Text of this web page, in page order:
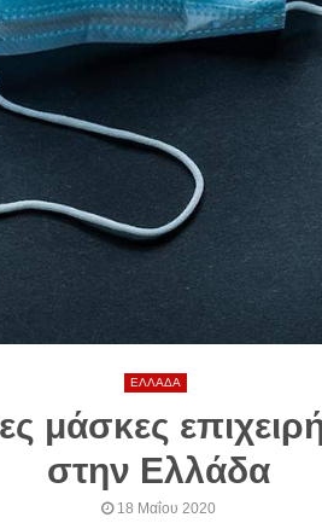
ΕΛΛΑΔΑ
μάσκες
στην Ελλάδα
18 Μαΐου 2020